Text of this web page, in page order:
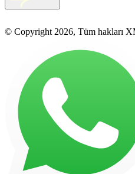
© Copyright 2026, Tüm hakları